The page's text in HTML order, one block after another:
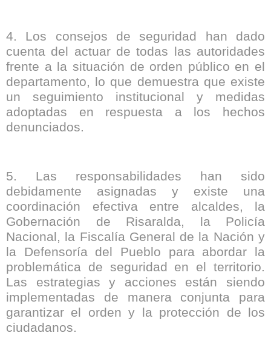
4. Los consejos de seguridad han dado
cuenta del actuar de todas las autoridades
frente a la situación de orden público en el
departamento, lo que demuestra que existe
un seguimiento institucional y medidas
adoptadas en respuesta a los hechos
denunciados.
5. Las responsabilidades han sido
debidamente asignadas y existe una
coordinación efectiva entre alcaldes, la
Gobernación de Risaralda, la Policía
Nacional, la Fiscalía General de la Nación y
la Defensoría del Pueblo para abordar la
problemática de seguridad en el territorio.
Las estrategias y acciones están siendo
implementadas de manera conjunta para
garantizar el orden y la protección de los
ciudadanos.